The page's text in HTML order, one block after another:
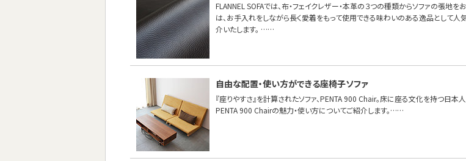
FLANNEL SOFAでは、布・フェイクレザー・本革の３つの種類からソファの張地
は、お手入れをしながら長く愛着をもって使用できる味わいのある逸品として人
介いたします。 ……
自由な配置・使い方ができる座椅子ソファ
『座りやすさ』を計算されたソファ、PENTA 900 Chair。床に座る文化を持つ日
PENTA 900 Chairの魅力・使い方についてご紹介します。……